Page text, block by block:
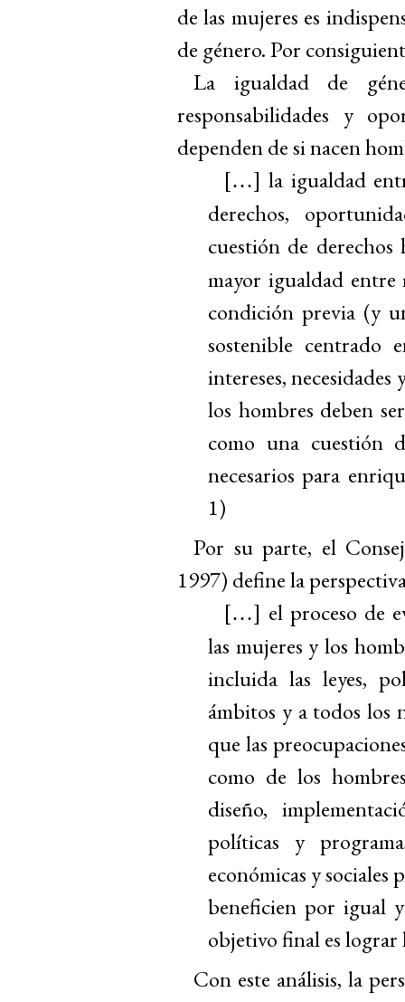
de las mujeres es
de género. Por
La igualdad de
responsabilidades y
dependen de si nacen
[…] la igualdad
derechos,
cuestión de
mayor igualdad entre
condición previa (y
sostenible centrado
intereses,
los hombres deben
como una cuestión
necesarios para
1)
Por su parte, el
1997) define la
[…] el proceso de
las mujeres y los
incluida las leyes,
ámbitos y a todos los
que las
como de los
diseño,
políticas y
económicas y sociales
beneficien por igual
objetivo final es lograr
Con este análisis, la